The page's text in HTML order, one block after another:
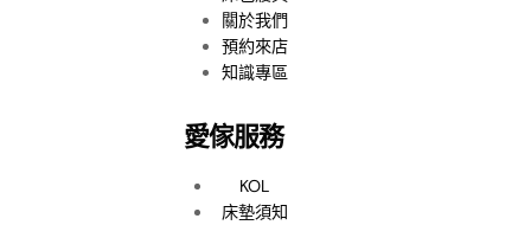
關於我們
預約來店
知識專區
愛傢服務
KOL
床墊須知